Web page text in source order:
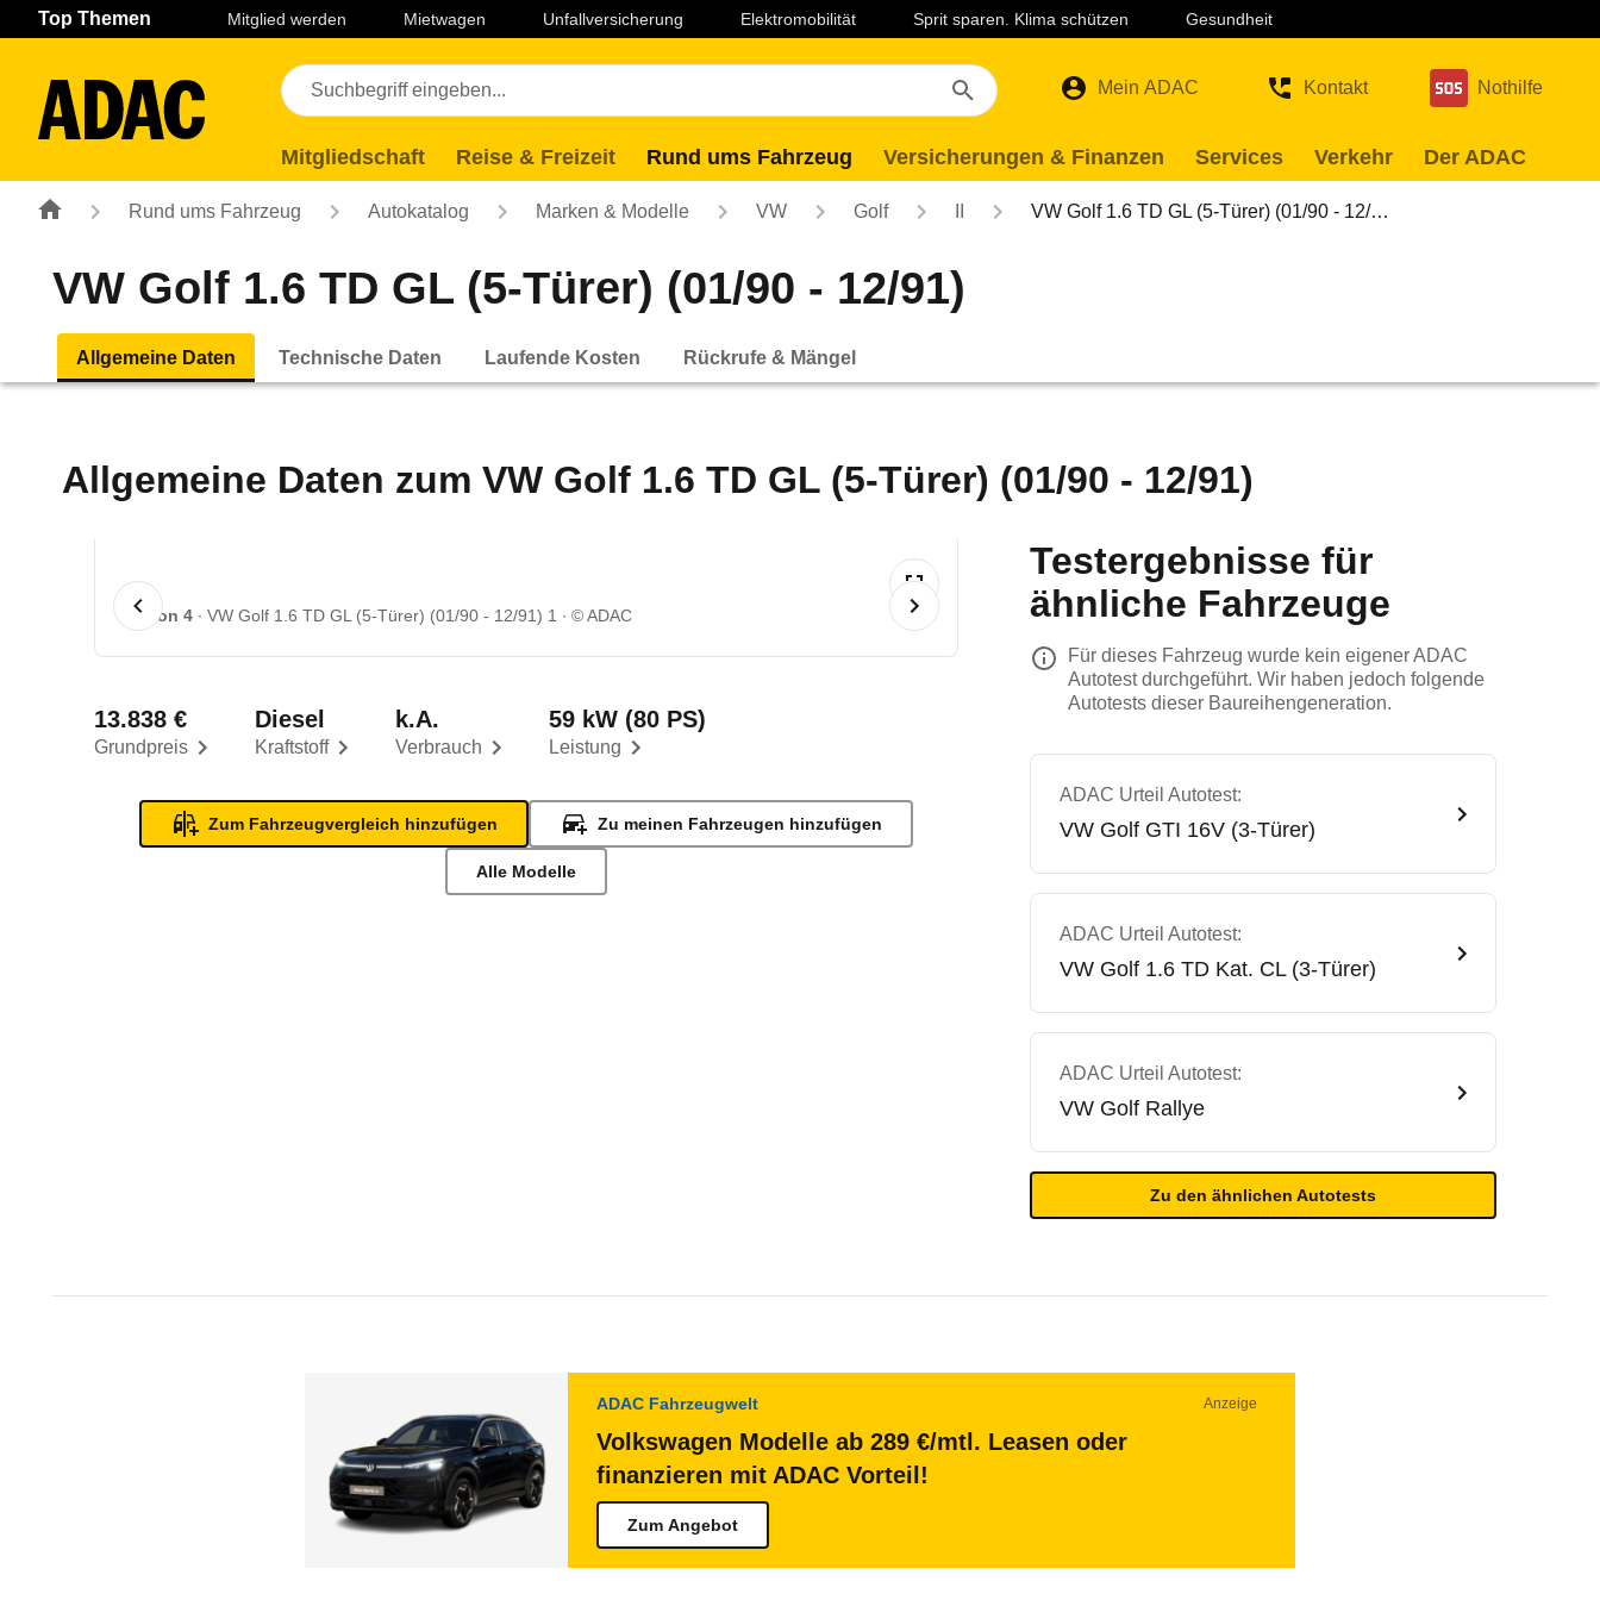
Navigation Seiteninhalt Fußzeile
Top Themen Mitglied werden Mietwagen Unfallversicherung Elektromobilität Sprit sparen. Klima schützen Gesundheit
Mein ADAC Kontakt Nothilfe
Mitgliedschaft Reise & Freizeit Rund ums Fahrzeug Versicherungen & Finanzen Services Verkehr Der ADAC
Rund ums Fahrzeug Autokatalog Marken & Modelle VW Golf VW Golf 1.6 TD GL (5-Türer) (01/90 - 12/…
VW Golf 1.6 TD GL (5-Türer) (01/90 - 12/91)
Allgemeine Daten Technische Daten Laufende Kosten Rückrufe & Mängel
Allgemeine Daten zum VW Golf 1.6 TD GL (5-Türer) (01/90 - 12/91)
1 von 4 VW Golf 1.6 TD GL (5-Türer) (01/90 - 12/91) 1 © ADAC
Grundpreis
13.838 €
Kraftstoff
Diesel
Verbrauch
k.A.
Leistung
59 kW (80 PS)
Zum Fahrzeugvergleich hinzufügen Zu meinen Fahrzeugen hinzufügen
Alle Modelle
Testergebnisse für
ähnliche Fahrzeuge
Für dieses Fahrzeug wurde kein eigener ADAC
Autotest durchgeführt. Wir haben jedoch folgende
Autotests dieser Baureihengeneration.
ADAC Urteil Autotest:
VW Golf GTI 16V (3-Türer)
ADAC Urteil Autotest:
VW Golf 1.6 TD Kat. CL (3-Türer)
ADAC Urteil Autotest:
VW Golf Rallye
Zu den ähnlichen Autotests
ADAC Fahrzeugwelt Anzeige
Volkswagen Modelle ab 289 €/mtl. Leasen oder
finanzieren mit ADAC Vorteil!
Zum Angebot